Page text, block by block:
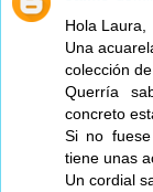
Hola Laura,
Una
colección
Querría
concreto
Si no
tiene unas
Un cordial